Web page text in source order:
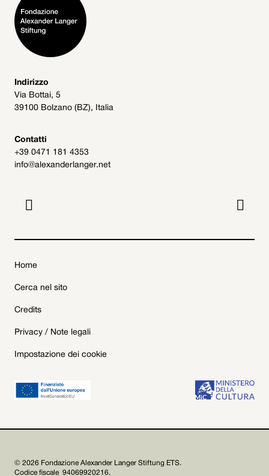
Indirizzo
Via Bottai, 5
39100 Bolzano (BZ), Italia
Contatti
+39 0471 181 4353
info@alexanderlanger.net
 
Home
Cerca nel sito
Credits
Privacy / Note legali
Impostazione dei cookie
© 2026 Fondazione Alexander Langer Stiftung ETS.
Codice fiscale 94069920216.